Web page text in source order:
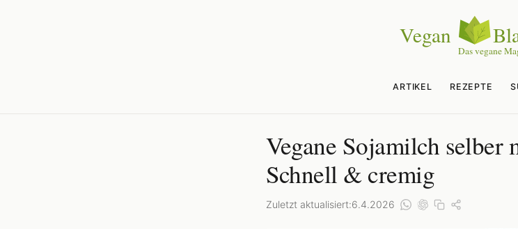
ARTIKEL REZEPTE
Vegane Sojamilch selber
Schnell & cremig
Zuletzt aktualisiert:6.4.2026